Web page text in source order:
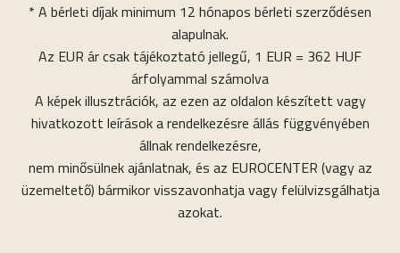
* A bérleti díjak minimum 12 hónapos bérleti szerződésen
alapulnak.
Az EUR ár csak tájékoztató jellegű, 1 EUR = 362 HUF
árfolyammal számolva
A képek illusztrációk, az ezen az oldalon készített vagy
hivatkozott leírások a rendelkezésre állás függvényében
állnak rendelkezésre,
nem minősülnek ajánlatnak, és az EUROCENTER (vagy az
üzemeltető) bármikor visszavonhatja vagy felülvizsgálhatja
azokat.